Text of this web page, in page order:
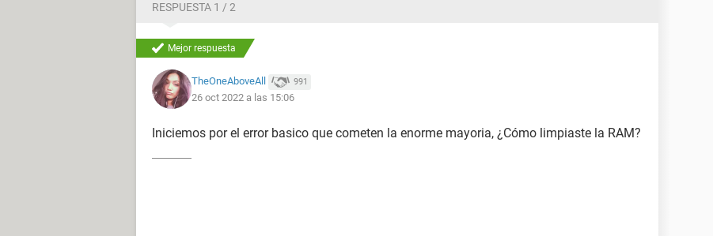
RESPUESTA 1 / 2
Mejor respuesta
TheOneAboveAll 991
26 oct 2022 a las 15:06
Iniciemos por el error basico que cometen la enorme mayoria, ¿Cómo limpiaste la RAM?